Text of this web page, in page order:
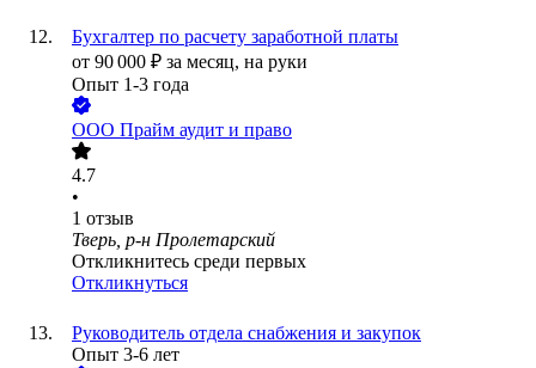
Бухгалтер по расчету заработной платы
от 90 000 ₽ за месяц, на руки
Опыт 1-3 года
ООО Прайм аудит и право
4.7
•
1 отзыв
Тверь, р-н Пролетарский
Откликнитесь среди первых
Откликнуться
Руководитель отдела снабжения и закупок
Опыт 3-6 лет